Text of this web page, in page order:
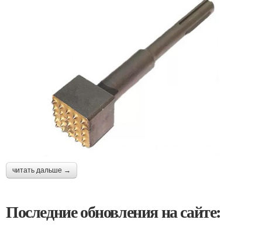
читать дальше →
Последние обновления на сайте: